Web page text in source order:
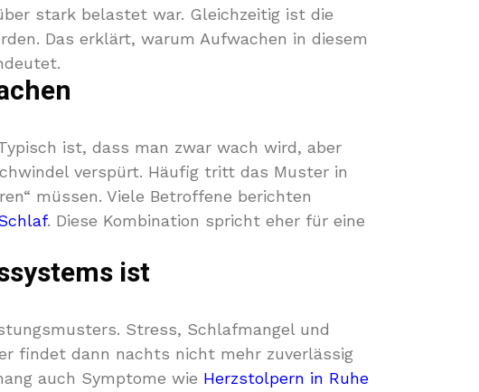
stark belastet war. Gleichzeitig ist die
Das erklärt, warum Aufwachen in diesem
ist, dass man zwar wach wird, aber
verspürt. Häufig tritt das Muster in
müssen. Viele Betroffene berichten
. Diese Kombination spricht eher für eine
ist
Stress, Schlafmangel und
findet dann nachts nicht mehr zuverlässig
auch Symptome wie Herzstolpern in Ruhe